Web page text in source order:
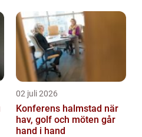
02 juli 2026
Konferens halmstad när
hav, golf och möten går
hand i hand